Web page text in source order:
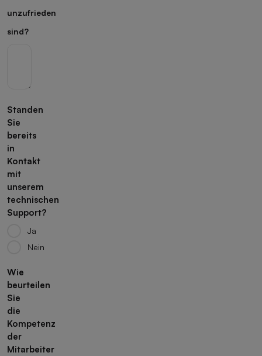
unzufrieden
sind?
Standen
Sie
bereits
in
Kontakt
mit
unserem
technischen
Support?
Ja
Nein
Wie
beurteilen
Sie
die
Kompetenz
der
Mitarbeiter